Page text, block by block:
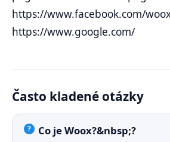
https://www.facebook.com/
https://www.google.com/
Často kladené otázky
Co je Woox?&nbsp;?